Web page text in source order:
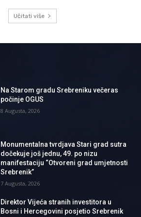
Učitati više
Na Starom gradu Srebreniku večeras
počinje OGUS
8 Augusta, 2026
Monumentalna tvrdjava Stari grad sutra
dočekuje još jednu, 49. po nizu
manifestaciju “Otvoreni grad umjetnosti
Srebrenik”
7 Augusta, 2026
Direktor Vijeća stranih investitora u
Bosni i Hercegovini posjetio Srebrenik